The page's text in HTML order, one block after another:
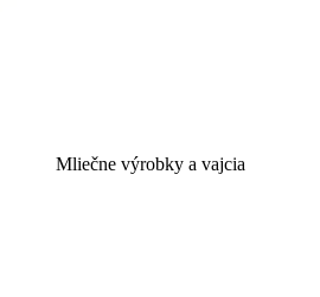
Mliečne výrobky a vajcia